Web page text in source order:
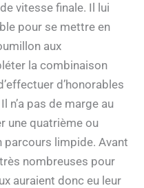
vitesse finale. Il lui
pour se mettre en
aux
la combinaison
d’honorables
n’a pas de marge au
une quatrième ou
parcours limpide. Avant
nombreuses pour
auraient donc eu leur